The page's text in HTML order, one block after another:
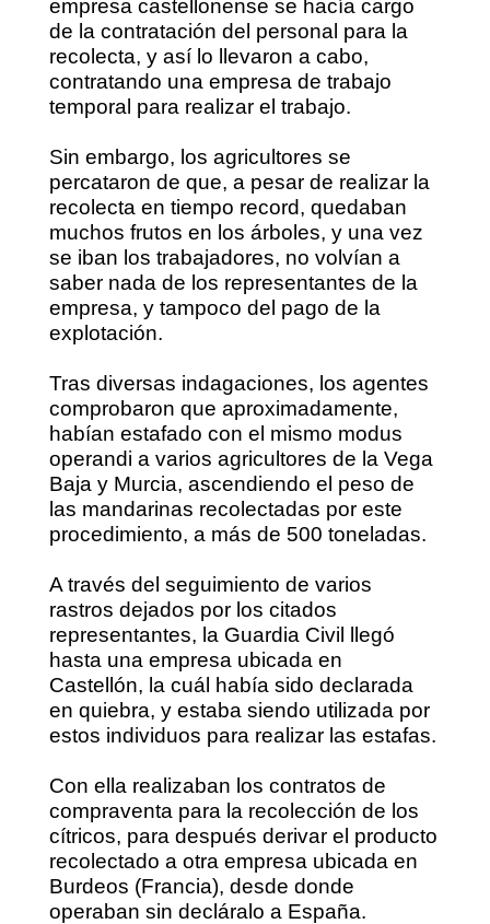
empresa castellonense se hacía cargo
de la contratación del personal para la
recolecta, y así lo llevaron a cabo,
contratando una empresa de trabajo
temporal para realizar el trabajo.
Sin embargo, los agricultores se
percataron de que, a pesar de realizar la
recolecta en tiempo record, quedaban
muchos frutos en los árboles, y una vez
se iban los trabajadores, no volvían a
saber nada de los representantes de la
empresa, y tampoco del pago de la
explotación.
Tras diversas indagaciones, los agentes
comprobaron que aproximadamente,
habían estafado con el mismo modus
operandi a varios agricultores de la Vega
Baja y Murcia, ascendiendo el peso de
las mandarinas recolectadas por este
procedimiento, a más de 500 toneladas.
A través del seguimiento de varios
rastros dejados por los citados
representantes, la Guardia Civil llegó
hasta una empresa ubicada en
Castellón, la cuál había sido declarada
en quiebra, y estaba siendo utilizada por
estos individuos para realizar las estafas.
Con ella realizaban los contratos de
compraventa para la recolección de los
cítricos, para después derivar el producto
recolectado a otra empresa ubicada en
Burdeos (Francia), desde donde
operaban sin decláralo a España.